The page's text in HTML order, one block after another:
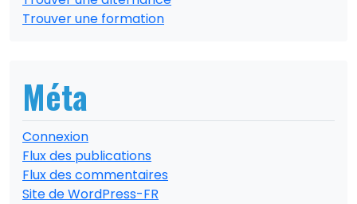
Trouver une formation
Méta
Connexion
Flux des publications
Flux des commentaires
Site de WordPress-FR